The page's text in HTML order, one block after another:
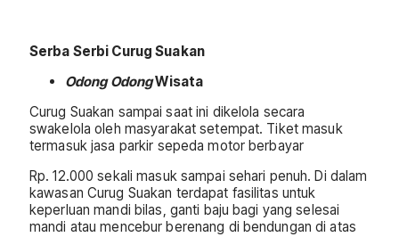
Serba Serbi Curug Suakan
Odong OdongWisata
Curug Suakan sampai saat ini dikelola secara
swakelola oleh masyarakat setempat. Tiket masuk
termasuk jasa parkir sepeda motor berbayar
Rp. 12.000 sekali masuk sampai sehari penuh. Di dalam
kawasan Curug Suakan terdapat fasilitas untuk
keperluan mandi bilas, ganti baju bagi yang selesai
mandi atau mencebur berenang di bendungan di atas